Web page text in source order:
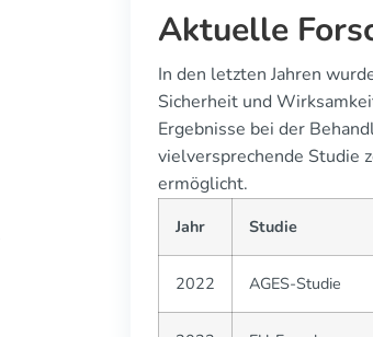
Aktuelle
In den letzten Jahren
Sicherheit und
Ergebnisse bei der
vielversprechende Studie
ermöglicht.
Jahr Studie
2022 AGES-Studie